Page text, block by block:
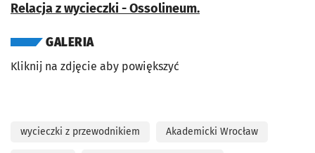
Relacja z wycieczki - Ossolineum.
GALERIA
Kliknij na zdjęcie aby powiększyć
wycieczki z przewodnikiem Akademicki Wrocław